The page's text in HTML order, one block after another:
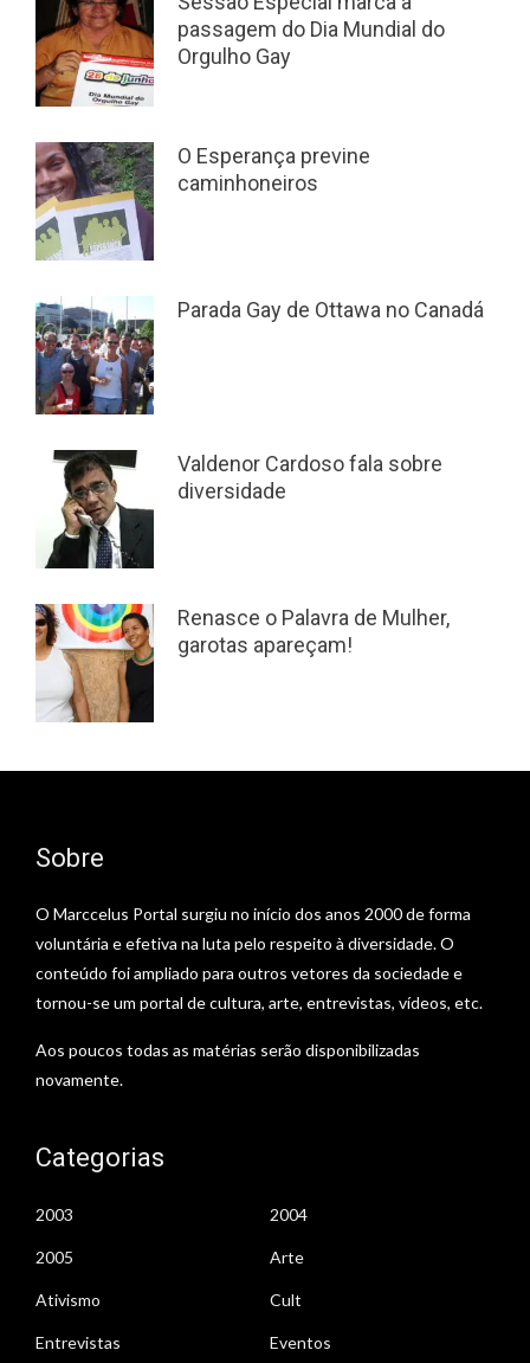
passagem do Dia Mundial do
Orgulho Gay
O Esperança previne
caminhoneiros
Parada Gay de Ottawa no Canadá
Valdenor Cardoso fala sobre
diversidade
Renasce o Palavra de Mulher,
garotas apareçam!
Sobre
O Marccelus Portal surgiu no início dos anos 2000 de forma
voluntária e efetiva na luta pelo respeito à diversidade. O
conteúdo foi ampliado para outros vetores da sociedade e
tornou-se um portal de cultura, arte, entrevistas, vídeos, etc.
Aos poucos todas as matérias serão disponibilizadas
novamente.
Categorias
2003 2004
2005 Arte
Ativismo Cult
Entrevistas Eventos